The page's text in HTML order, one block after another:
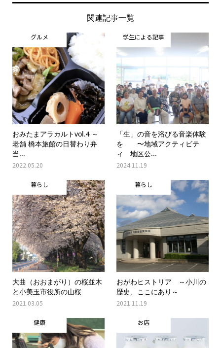
関連記事一覧
グルメ
おみたまアラカルトvol.4 ～
老舗 橋本旅館の日替わり弁
当...
2022.05.20
学生による記事
「生」の音を浴びる音楽体験
を 〜地域アクティビテ
ィ 地区公...
2024.11.19
暮らし
大曲（おおまがり）の桜並木
と小美玉市役所の山桜
2021.03.05
暮らし
おがわヒストリア ～小川の
歴史、ここにあり～
2021.11.19
健康 お店